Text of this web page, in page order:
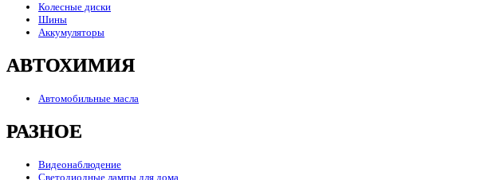
Колесные диски
Шины
Аккумуляторы
АВТОХИМИЯ
Автомобильные масла
РАЗНОЕ
Видеонаблюдение
Светодиодные лампы для дома